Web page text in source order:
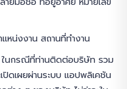
หน่งงาน สถานที่ทำงาน
ในกรณีที่ท่านติดต่อบริษัท รวม
ปิดเผยผ่านระบบ แอปพลิเคชัน